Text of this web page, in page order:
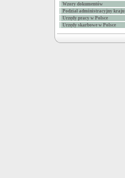
Wzory dokumentów
Podział administracyjny kraju
Urzędy pracy w Polsce
Urzędy skarbowe w Polsce